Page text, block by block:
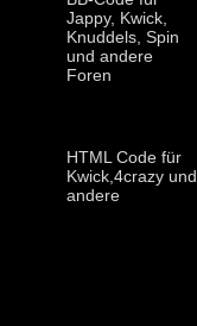
Jappy, Kwick,
Knuddels, Spin
und andere
Foren
HTML Code für
Kwick,4crazy und
andere